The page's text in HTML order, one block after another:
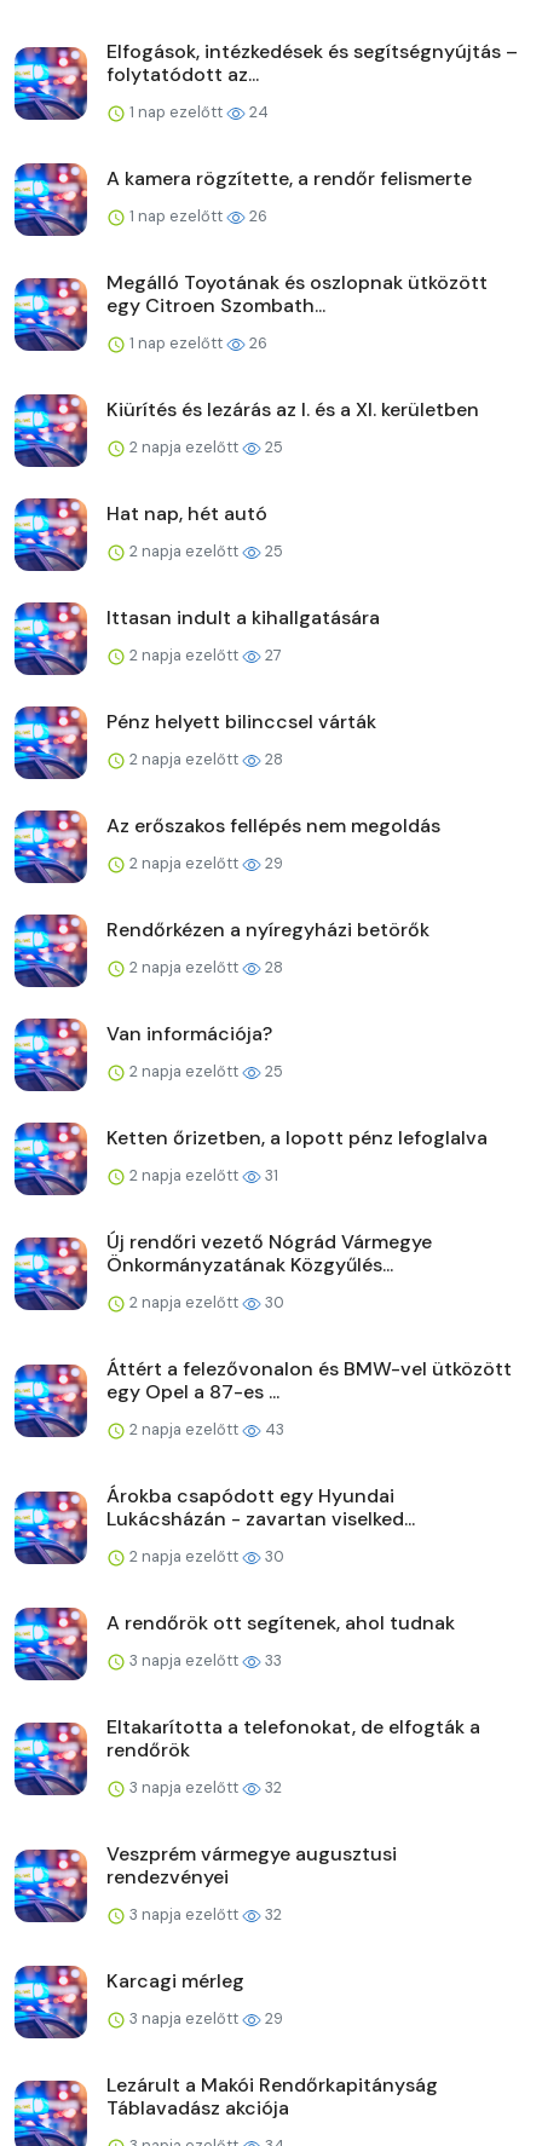
Elfogások, intézkedések és segítségnyújtás –
folytatódott az...
1 nap ezelőtt 24
A kamera rögzítette, a rendőr felismerte
1 nap ezelőtt 26
Megálló Toyotának és oszlopnak ütközött
egy Citroen Szombath...
1 nap ezelőtt 26
Kiürítés és lezárás az I. és a XI. kerületben
2 napja ezelőtt 25
Hat nap, hét autó
2 napja ezelőtt 25
Ittasan indult a kihallgatására
2 napja ezelőtt 27
Pénz helyett bilinccsel várták
2 napja ezelőtt 28
Az erőszakos fellépés nem megoldás
2 napja ezelőtt 29
Rendőrkézen a nyíregyházi betörők
2 napja ezelőtt 28
Van információja?
2 napja ezelőtt 25
Ketten őrizetben, a lopott pénz lefoglalva
2 napja ezelőtt 31
Új rendőri vezető Nógrád Vármegye
Önkormányzatának Közgyűlés...
2 napja ezelőtt 30
Áttért a felezővonalon és BMW-vel ütközött
egy Opel a 87-es ...
2 napja ezelőtt 43
Árokba csapódott egy Hyundai
Lukácsházán - zavartan viselked...
2 napja ezelőtt 30
A rendőrök ott segítenek, ahol tudnak
3 napja ezelőtt 33
Eltakarította a telefonokat, de elfogták a
rendőrök
3 napja ezelőtt 32
Veszprém vármegye augusztusi
rendezvényei
3 napja ezelőtt 32
Karcagi mérleg
3 napja ezelőtt 29
Lezárult a Makói Rendőrkapitányság
Táblavadász akciója